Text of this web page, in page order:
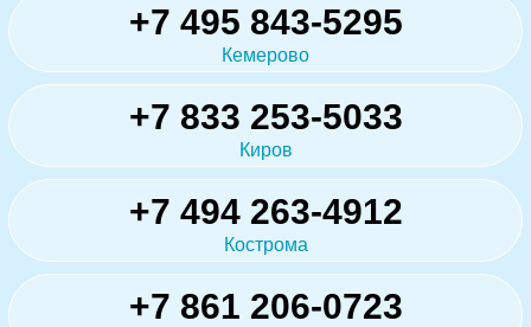
+7 495 843-5295
Кемерово
+7 833 253-5033
Киров
+7 494 263-4912
Кострома
+7 861 206-0723